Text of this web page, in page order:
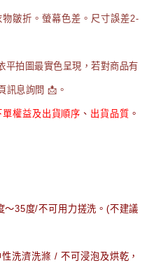
皺折。螢幕色差。尺寸誤差2-
平拍圖最實色呈現，若對商品有
訊息詢問 📩。
權益及出貨順序 、 出貨品質 。
～35度/不可用力搓洗。(不建議
洗濟洗滌 / 不可浸泡及烘乾，